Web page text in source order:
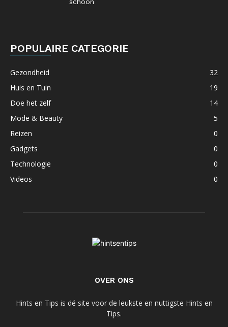
POPULAIRE CATEGORIE
Gezondheid
32
Huis en Tuin
19
Doe het zelf
14
Mode & Beauty
5
Reizen
0
Gadgets
0
Technologie
0
Videos
0
OVER ONS
Hints en Tips is dé site voor de leukste en nuttigste Hints en
Tips.